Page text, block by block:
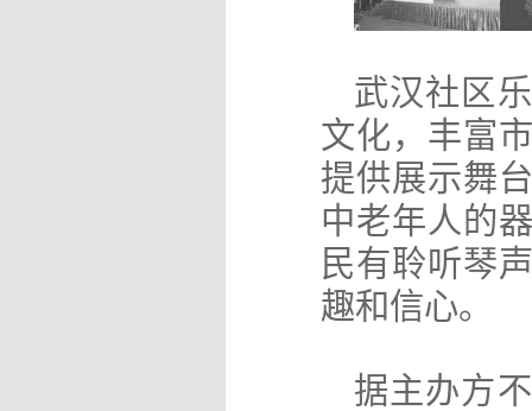
武汉社区
文化，丰富
提供展示舞
中老年人的
民有聆听琴
趣和信心。
据主办方